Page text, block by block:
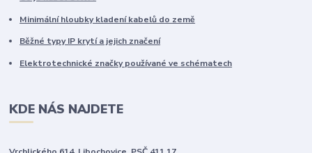
Minimální hloubky kladení kabelů do země
Běžné typy IP krytí a jejich značení
Elektrotechnické značky používané ve schématech
KDE NÁS NAJDETE